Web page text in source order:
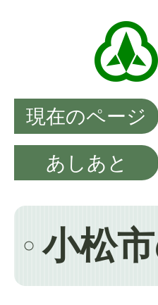
現在のページ
あしあと
小松